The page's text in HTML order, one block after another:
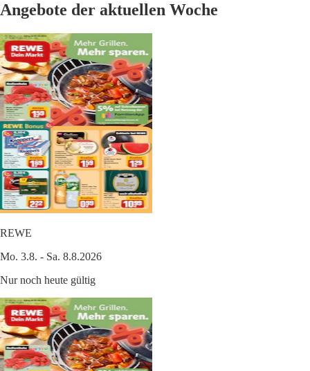
Angebote der aktuellen Woche
REWE
Mo. 3.8. - Sa. 8.8.2026
Nur noch heute gültig